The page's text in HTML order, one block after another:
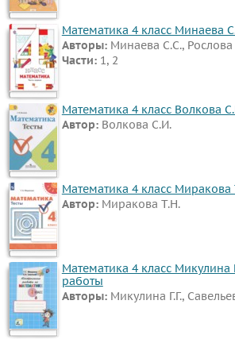
Математика 4 класс Минаева
Авторы: Минаева С.С.,
Части: 1, 2
Математика 4 класс Волкова
Автор: Волкова С.И.
Математика 4 класс Миракова
Автор: Миракова Т.Н.
Математика 4 класс Микулина
работы
Авторы: Микулина Г.Г.,